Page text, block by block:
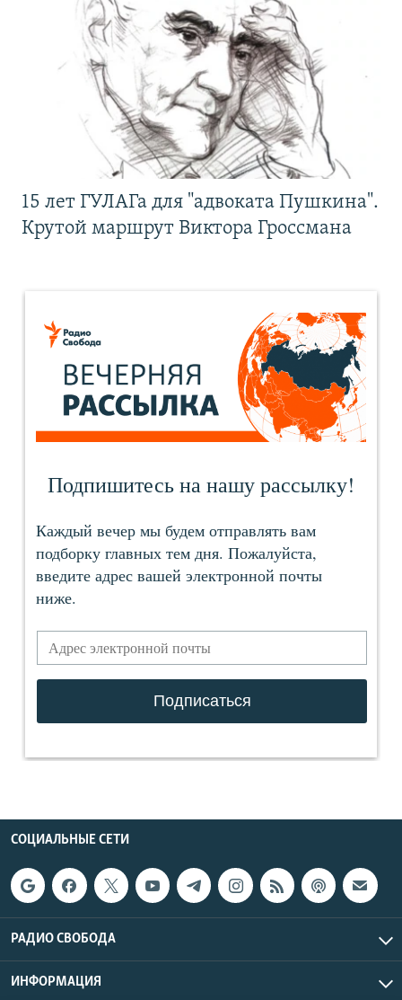
15 лет ГУЛАГа для "адвоката Пушкина".
Крутой маршрут Виктора Гроссмана
СОЦИАЛЬНЫЕ СЕТИ
РАДИО СВОБОДА
ИНФОРМАЦИЯ